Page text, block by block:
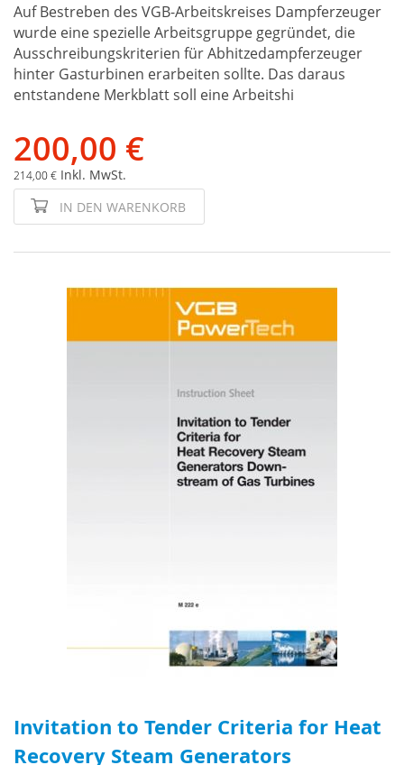
Auf Bestreben des VGB-Arbeitskreises Dampferzeuger
wurde eine spezielle Arbeitsgruppe gegründet, die
Ausschreibungskriterien für Abhitzedampferzeuger
hinter Gasturbinen erarbeiten sollte. Das daraus
entstandene Merkblatt soll eine Arbeitshi
200,00 €
214,00 € Inkl. MwSt.
IN DEN WARENKORB
Invitation to Tender Criteria for Heat
Recovery Steam Generators